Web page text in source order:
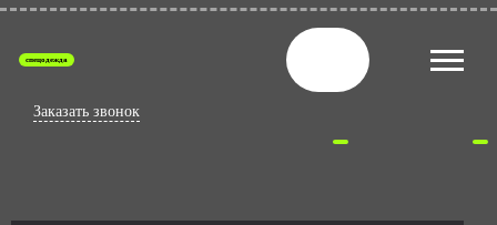
спецодежда
Заказать звонок